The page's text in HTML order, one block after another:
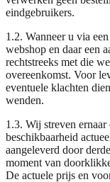
eindgebruikers.
1.2. Wanneer u via
webshop en daar een
rechtstreeks met die
overeenkomst. Voor
eventuele klachten
wenden.
1.3. Wij streven
beschikbaarheid
aangeleverd door
moment van
De actuele prijs en